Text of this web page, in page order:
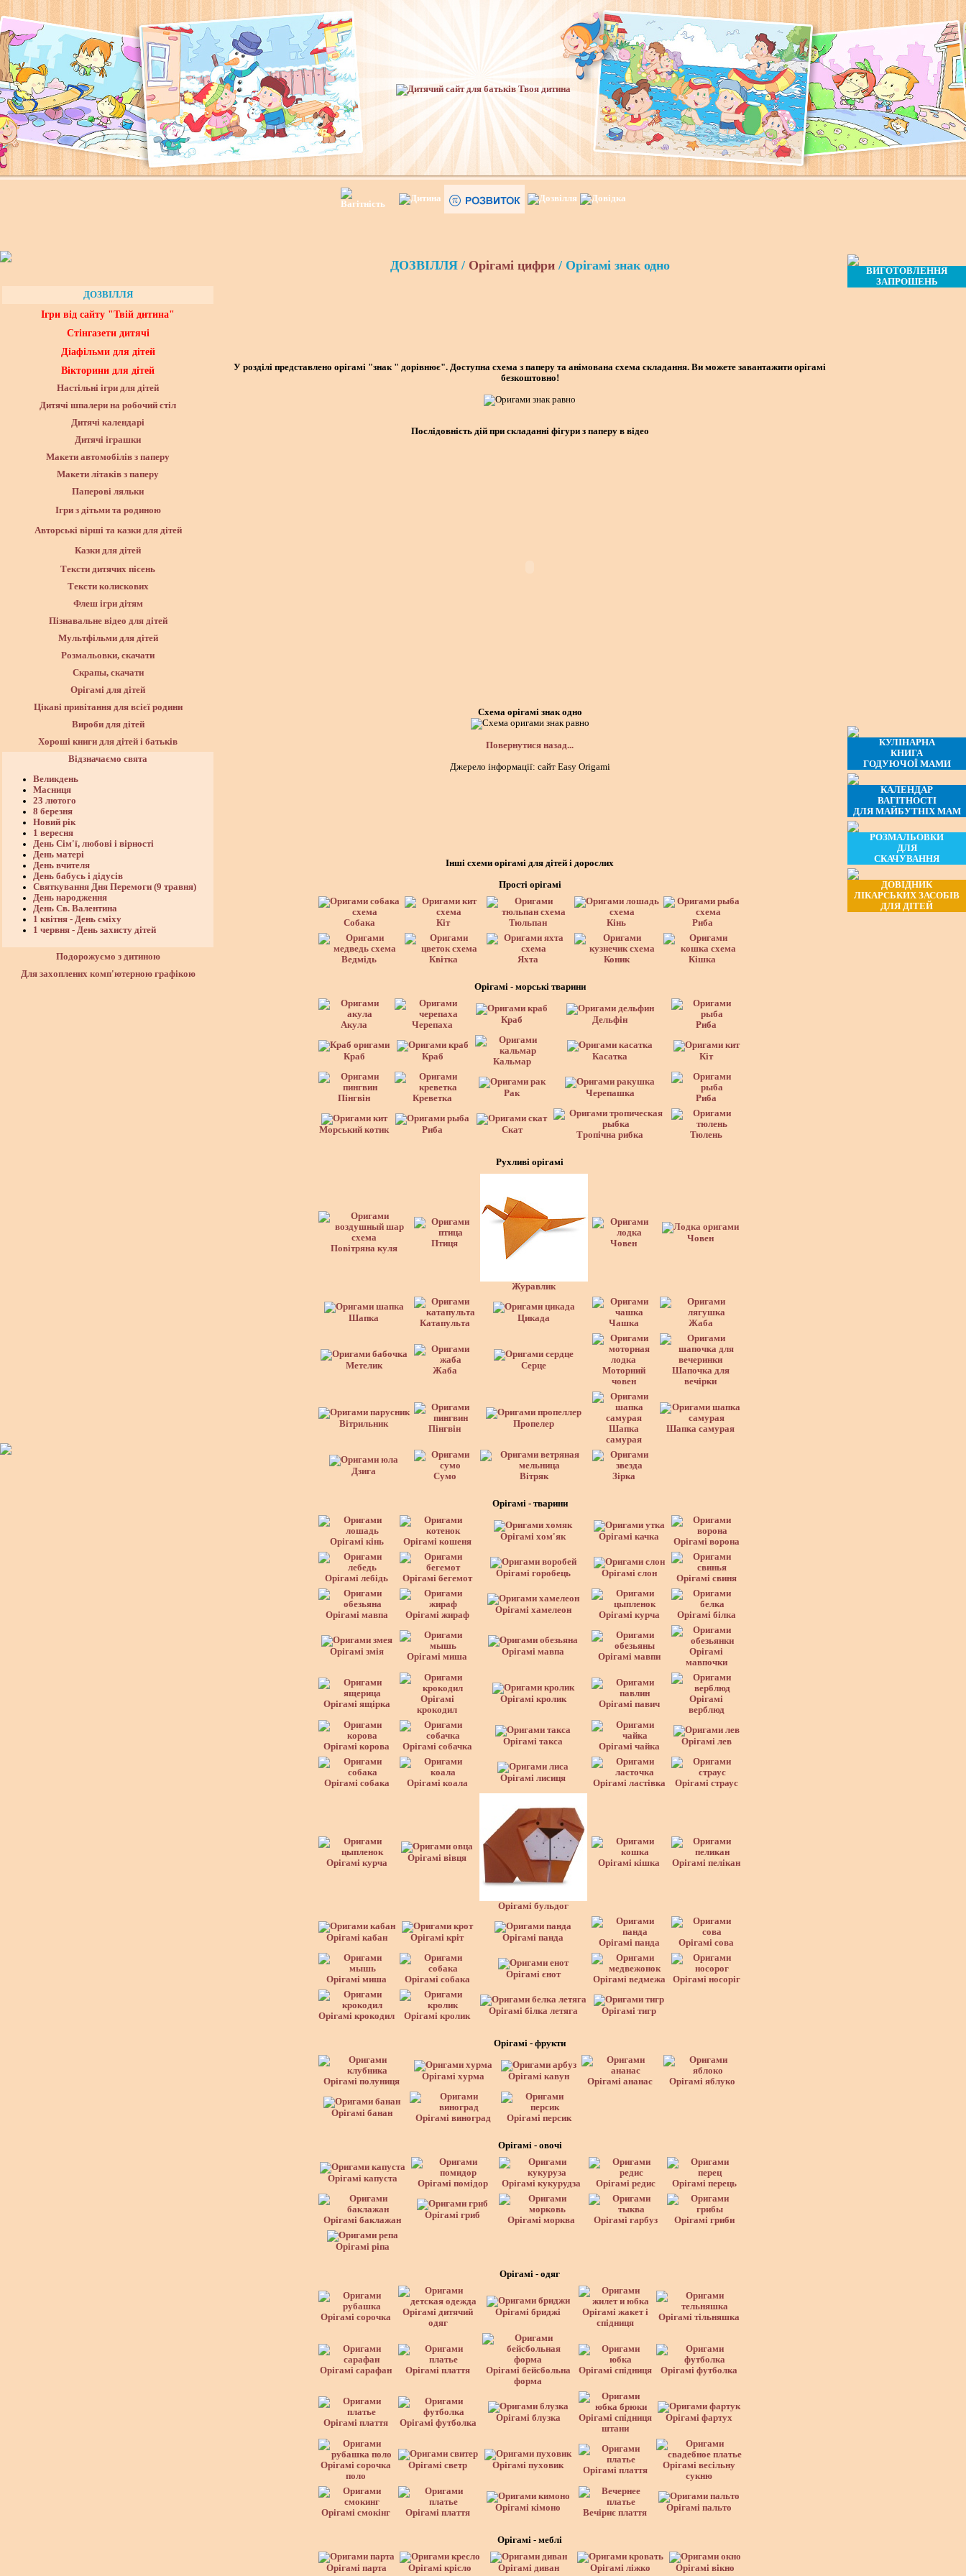
ДОЗВІЛЛЯ
Ігри від сайту "Твій дитина"
Стінгазети дитячі
Діафільми для дітей
Вікторини для дітей
Настільні ігри для дітей
Дитячі шпалери на робочий стіл
Дитячі календарі
Дитячі іграшки
Макети автомобілів з паперу
Макети літаків з паперу
Паперові ляльки
Ігри з дітьми та родиною
Авторські вірші та казки для дітей
Казки для дітей
Тексти дитячих пісень
Тексти колискових
Флеш ігри дітям
Пізнавальне відео для дітей
Мультфільми для дітей
Розмальовки, скачати
Скрапы, скачати
Орігамі для дітей
Цікаві привітання для всієї родини
Вироби для дітей
Хороші книги для дітей і батьків
Відзначаємо свята
Великдень
Масниця
23 лютого
8 березня
Новий рік
1 вересня
День Сім'ї, любові і вірності
День матері
День вчителя
День бабусь і дідусів
Святкування Дня Перемоги (9 травня)
День народження
День Св. Валентина
1 квітня - День сміху
1 червня - День захисту дітей
Подорожуємо з дитиною
Для захоплених комп'ютерною графікою
ДОЗВІЛЛЯ / Орігамі цифри/ Орігамі знак одно
У розділі представлено орігамі "знак " дорівнює". Доступна схема з паперу та анімована схема складання. Ви можете завантажити орігамі
безкоштовно!
Послідовність дій при складанні фігури з паперу в відео
Схема орігамі знак одно
Повернутися назад...
Джерело інформації: сайт Easy Origami
Інші схеми орігамі для дітей і дорослих
Прості орігамі
Собака Кіт Тюльпан Кінь Риба
Ведмідь Квітка Яхта Коник Кішка
Орігамі - морські тварини
Акула Черепаха Краб Дельфін Риба
Краб Краб Кальмар Касатка Кіт
Пінгвін Креветка Рак Черепашка Риба
Морський котик Риба Скат Тропічна рибка Тюлень
Рухливі орігамі
Повітряна куля Птиця
Журавлик
Човен Човен
Шапка Катапульта Цикада Чашка Жаба
Метелик Жаба Серце
Моторний
човен
Шапочка для
вечірки
Вітрильник Пінгвін Пропелер
Шапка
самурая
Шапка самурая
Дзига Сумо Вітряк Зірка
Орігамі - тварини
Орігамі кінь Орігамі кошеня Орігамі хом'як Орігамі качка Орігамі ворона
Орігамі лебідь Орігамі бегемот Орігамі горобець Орігамі слон Орігамі свиня
Орігамі мавпа Орігамі жираф Орігамі хамелеон Орігамі курча Орігамі білка
Орігамі змія Орігамі миша Орігамі мавпа Орігамі мавпи
Орігамі
мавпочки
Орігамі ящірка
Орігамі
крокодил
Орігамі кролик Орігамі павич
Орігамі
верблюд
Орігамі корова Орігамі собачка Орігамі такса Орігамі чайка Орігамі лев
Орігамі собака Орігамі коала Орігамі лисиця Орігамі ластівка Орігамі страус
Орігамі курча Орігамі вівця
Орігамі бульдог
Орігамі кішка Орігамі пелікан
Орігамі кабан Орігамі кріт Орігамі панда Орігамі панда Орігамі сова
Орігамі миша Орігамі собака Орігамі єнот Орігамі ведмежа Орігамі носоріг
Орігамі крокодил Орігамі кролик Орігамі білка летяга Орігамі тигр
Орігамі - фрукти
Орігамі полуниця Орігамі хурма Орігамі кавун Орігамі ананас Орігамі яблуко
Орігамі банан Орігамі виноград Орігамі персик
Орігамі - овочі
Орігамі капуста Орігамі помідор Орігамі кукурудза Орігамі редис Орігамі перець
Орігамі баклажан Орігамі гриб Орігамі морква Орігамі гарбуз Орігамі гриби
Орігамі ріпа
Орігамі - одяг
Орігамі сорочка
Орігамі дитячий
одяг
Орігамі бриджі
Орігамі жакет і
спідниця
Орігамі тільняшка
Орігамі сарафан Орігамі плаття
Орігамі бейсбольна
форма
Орігамі спідниця Орігамі футболка
Орігамі плаття Орігамі футболка Орігамі блузка
Орігамі спідниця
штани
Орігамі фартух
Орігамі сорочка
поло
Орігамі светр Орігамі пуховик Орігамі плаття
Орігамі весільну
сукню
Орігамі смокінг Орігамі плаття Орігамі кімоно Вечірнє плаття Орігамі пальто
Орігамі - меблі
Орігамі парта Орігамі крісло Орігамі диван Орігамі ліжко Орігамі вікно
ВИГОТОВЛЕННЯ
ЗАПРОШЕНЬ
КУЛІНАРНА
КНИГА
ГОДУЮЧОЇ МАМИ
КАЛЕНДАР
ВАГІТНОСТІ
ДЛЯ МАЙБУТНІХ МАМ
РОЗМАЛЬОВКИ
ДЛЯ
СКАЧУВАННЯ
ДОВІДНИК
ЛІКАРСЬКИХ ЗАСОБІВ
ДЛЯ ДІТЕЙ